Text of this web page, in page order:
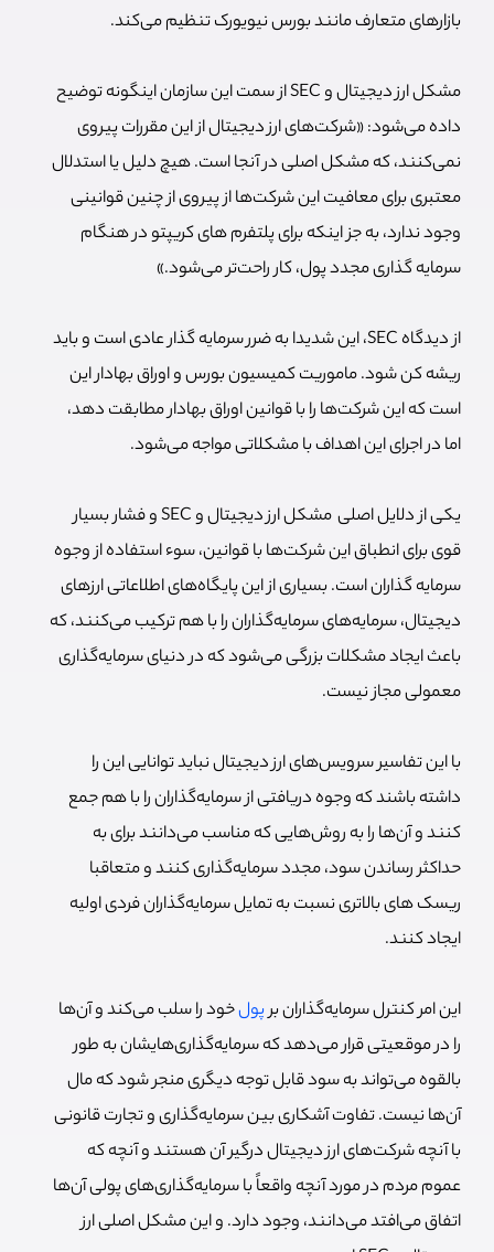
بازارهای متعارف مانند بورس نیویورک تنظیم می‌کند.
مشکل ارز دیجیتال و SEC از سمت این سازمان اینگونه توضیح
داده می‌شود: «شرکت‌های ارز دیجیتال از این مقررات پیروی
نمی‌کنند، که مشکل اصلی در آنجا است. هیچ دلیل یا استدلال
معتبری برای معافیت این شرکت‌ها از پیروی از چنین قوانینی
وجود ندارد، به جز اینکه برای پلتفرم های کریپتو در هنگام
سرمایه گذاری مجدد پول، کار راحت‌تر می‌شود.»
از دیدگاه SEC، این شدیدا به ضرر سرمایه گذار عادی است و باید
ریشه کن شود. ماموریت کمیسیون بورس و اوراق بهادار این
است که این شرکت‌ها را با قوانین اوراق بهادار مطابقت دهد،
اما در اجرای این اهداف با مشکلاتی مواجه می‌شود.
یکی از دلایل اصلی مشکل ارز دیجیتال و SEC و فشار بسیار
قوی برای انطباق این شرکت‌ها با قوانین، سوء استفاده از وجوه
سرمایه گذاران است. بسیاری از این پایگاه‌های اطلاعاتی ارزهای
دیجیتال، سرمایه‌های سرمایه‌گذاران را با هم ترکیب می‌کنند، که
باعث ایجاد مشکلات بزرگی می‌شود که در دنیای سرمایه‌گذاری
معمولی مجاز نیست.
با این تفاسیر سرویس‌های ارز دیجیتال نباید توانایی این را
داشته باشند که وجوه دریافتی از سرمایه‌گذاران را با هم جمع
کنند و آن‌ها را به روش‌هایی که مناسب می‌دانند برای به
حداکثر رساندن سود، مجدد سرمایه‌گذاری کنند و متعاقبا
ریسک های بالاتری نسبت به تمایل سرمایه‌گذاران فردی اولیه
ایجاد کنند.
این امر کنترل سرمایه‌گذاران برپولخود را سلب می‌کند و آن‌ها
را در موقعیتی قرار می‌دهد که سرمایه‌گذاری‌هایشان به طور
بالقوه می‌تواند به سود قابل توجه دیگری منجر شود که مال
آن‌ها نیست. تفاوت آشکاری بین سرمایه‌گذاری و تجارت قانونی
با آنچه شرکت‌های ارز دیجیتال درگیر آن هستند و آنچه که
عموم مردم در مورد آنچه واقعاً با سرمایه‌گذاری‌های پولی آن‌ها
اتفاق می‌افتد می‌دانند، وجود دارد. و این مشکل اصلی ارز